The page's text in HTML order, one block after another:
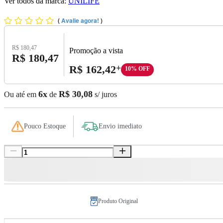
(Avalie agora! )
Preço Original:
R$ 180,47
Preço com Desconto:
R$ 180,47
Promoção a vista
Preço A Vista:
R$ 162,42+ 10% OFF
Ou até em 6x de R$ 30,08 s/ juros
Pouco Estoque Envio imediato
Produto Original